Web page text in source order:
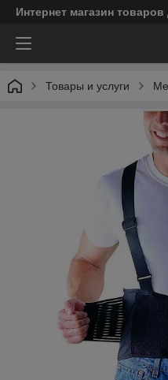
Интернет магазин
Товары и услуги